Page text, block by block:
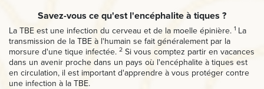
Savez-vous ce qu'est l'encéphalite à tiques ?
La TBE est une infection du cerveau et de la moelle épinière. 1 La
transmission de la TBE à l'humain se fait généralement par la
morsure d'une tique infectée. 2 Si vous comptez partir en vacances
dans un avenir proche dans un pays où l'encéphalite à tiques est
en circulation, il est important d'apprendre à vous protéger contre
une infection à la TBE.